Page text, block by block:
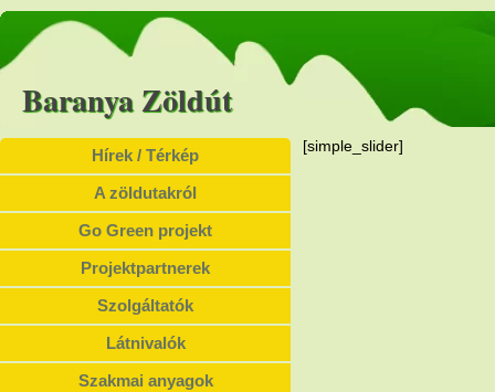
Baranya Zöldút
[simple_slider]
Hírek / Térkép
A zöldutakról
Go Green projekt
Projektpartnerek
Szolgáltatók
Látnivalók
Szakmai anyagok